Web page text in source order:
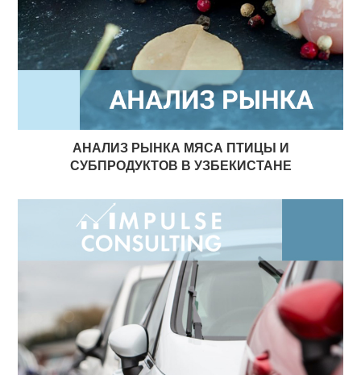
АНАЛИЗ РЫНКА МЯСА ПТИЦЫ И
СУБПРОДУКТОВ В УЗБЕКИСТАНЕ